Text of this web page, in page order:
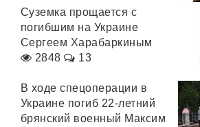
Суземка прощается с
погибшим на Украине
Сергеем Харабаркиным
2848
13
В ходе спецоперации в
Украине погиб 22-летний
брянский военный Максим